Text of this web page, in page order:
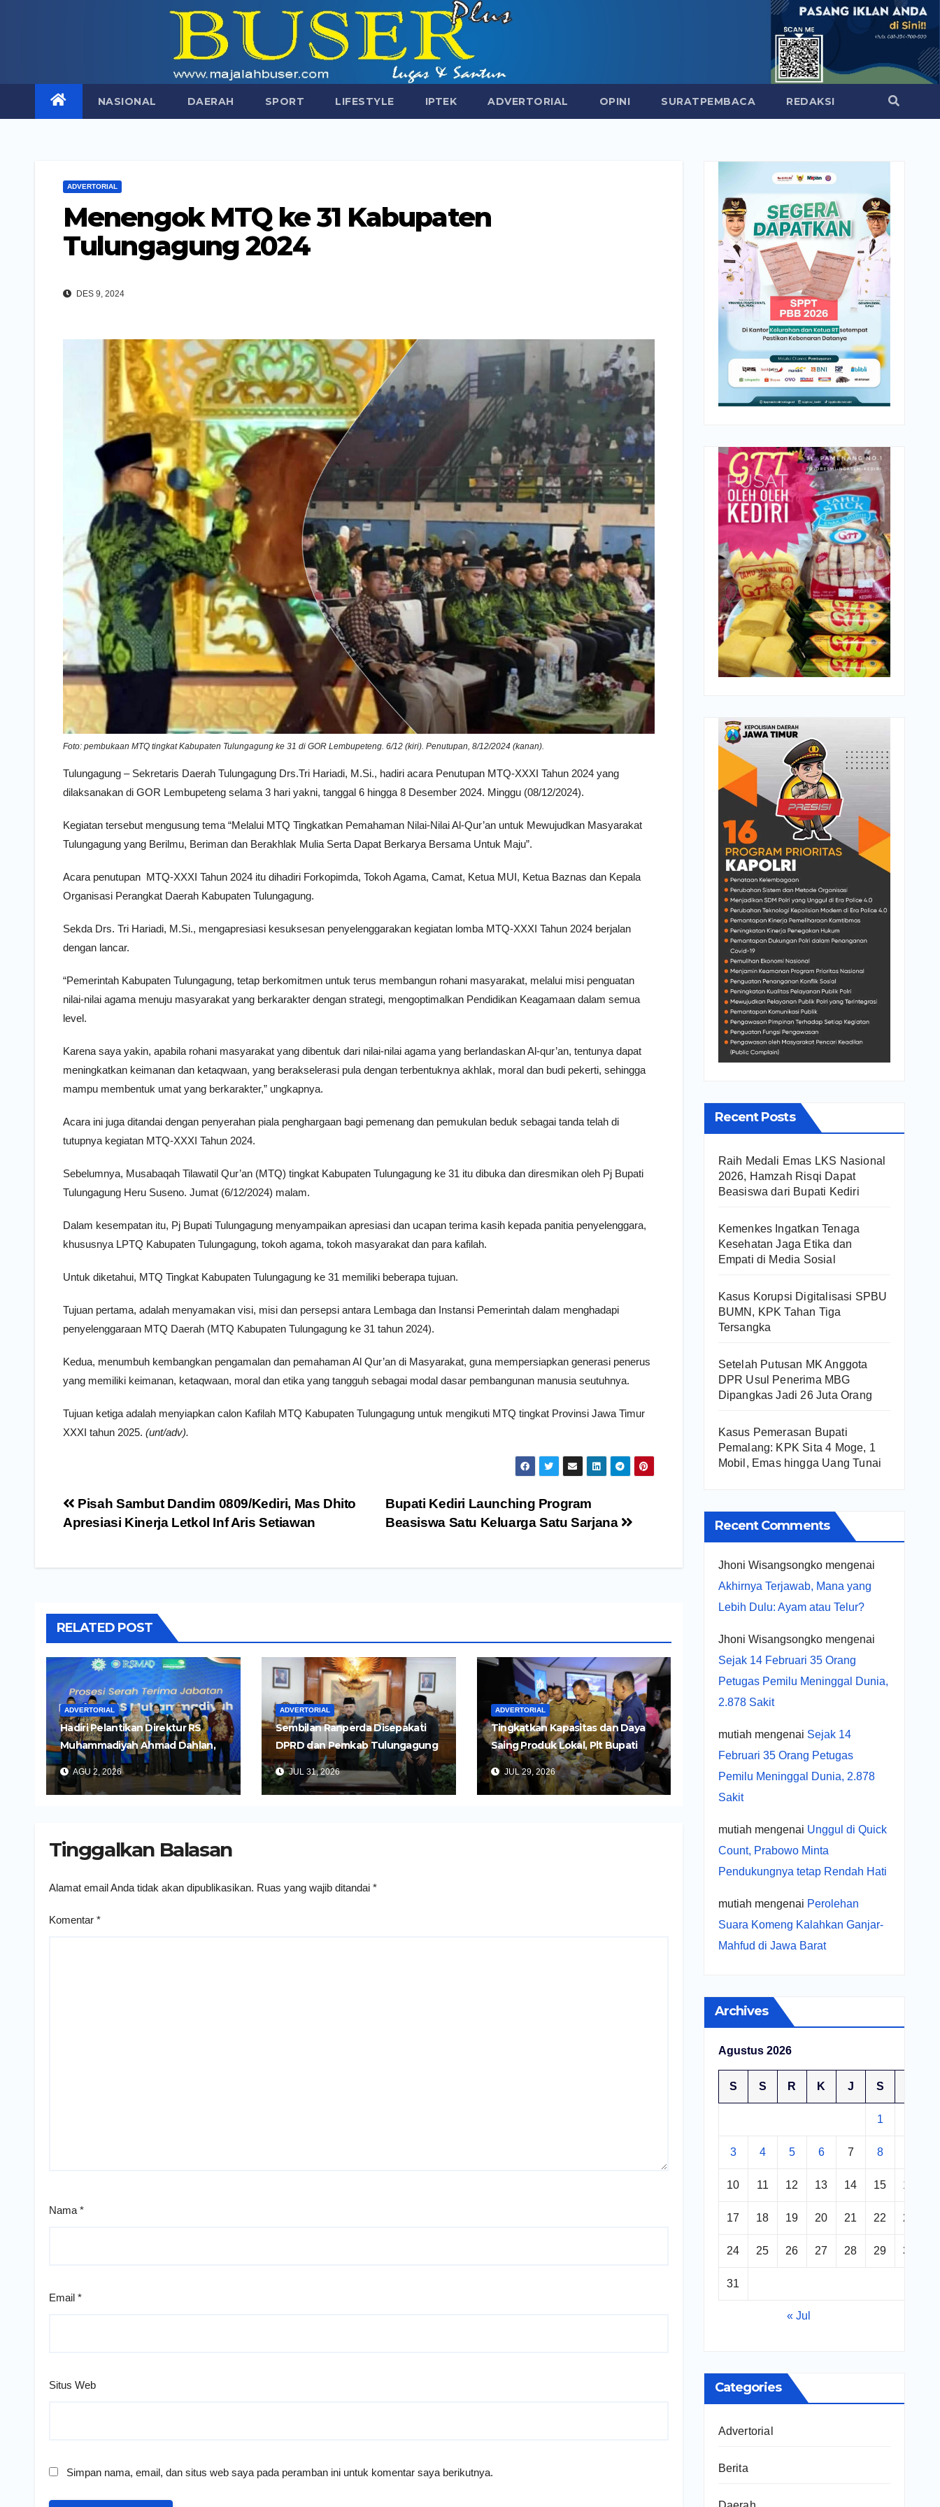
NASIONAL DAERAH SPORT LIFESTYLE IPTEK ADVERTORIAL OPINI SURATPEMBACA REDAKSI
ADVERTORIAL
Menengok MTQ ke 31 Kabupaten
Tulungagung 2024
DES 9, 2024
Foto: pembukaan MTQ tingkat Kabupaten Tulungagung ke 31 di GOR Lembupeteng. 6/12 (kiri). Penutupan, 8/12/2024 (kanan).
Tulungagung – Sekretaris Daerah Tulungagung Drs.Tri Hariadi, M.Si., hadiri acara Penutupan MTQ-XXXI Tahun 2024 yang
dilaksanakan di GOR Lembupeteng selama 3 hari yakni, tanggal 6 hingga 8 Desember 2024. Minggu (08/12/2024).
Kegiatan tersebut mengusung tema “Melalui MTQ Tingkatkan Pemahaman Nilai-Nilai Al-Qur’an untuk Mewujudkan Masyarakat
Tulungagung yang Berilmu, Beriman dan Berakhlak Mulia Serta Dapat Berkarya Bersama Untuk Maju”.
Acara penutupan MTQ-XXXI Tahun 2024 itu dihadiri Forkopimda, Tokoh Agama, Camat, Ketua MUI, Ketua Baznas dan Kepala
Organisasi Perangkat Daerah Kabupaten Tulungagung.
Sekda Drs. Tri Hariadi, M.Si., mengapresiasi kesuksesan penyelenggarakan kegiatan lomba MTQ-XXXI Tahun 2024 berjalan
dengan lancar.
“Pemerintah Kabupaten Tulungagung, tetap berkomitmen untuk terus membangun rohani masyarakat, melalui misi penguatan
nilai-nilai agama menuju masyarakat yang berkarakter dengan strategi, mengoptimalkan Pendidikan Keagamaan dalam semua
level.
Karena saya yakin, apabila rohani masyarakat yang dibentuk dari nilai-nilai agama yang berlandaskan Al-qur’an, tentunya dapat
meningkatkan keimanan dan ketaqwaan, yang berakselerasi pula dengan terbentuknya akhlak, moral dan budi pekerti, sehingga
mampu membentuk umat yang berkarakter,” ungkapnya.
Acara ini juga ditandai dengan penyerahan piala penghargaan bagi pemenang dan pemukulan beduk sebagai tanda telah di
tutupnya kegiatan MTQ-XXXI Tahun 2024.
Sebelumnya, Musabaqah Tilawatil Qur’an (MTQ) tingkat Kabupaten Tulungagung ke 31 itu dibuka dan diresmikan oleh Pj Bupati
Tulungagung Heru Suseno. Jumat (6/12/2024) malam.
Dalam kesempatan itu, Pj Bupati Tulungagung menyampaikan apresiasi dan ucapan terima kasih kepada panitia penyelenggara,
khususnya LPTQ Kabupaten Tulungagung, tokoh agama, tokoh masyarakat dan para kafilah.
Untuk diketahui, MTQ Tingkat Kabupaten Tulungagung ke 31 memiliki beberapa tujuan.
Tujuan pertama, adalah menyamakan visi, misi dan persepsi antara Lembaga dan Instansi Pemerintah dalam menghadapi
penyelenggaraan MTQ Daerah (MTQ Kabupaten Tulungagung ke 31 tahun 2024).
Kedua, menumbuh kembangkan pengamalan dan pemahaman Al Qur’an di Masyarakat, guna mempersiapkan generasi penerus
yang memiliki keimanan, ketaqwaan, moral dan etika yang tangguh sebagai modal dasar pembangunan manusia seutuhnya.
Tujuan ketiga adalah menyiapkan calon Kafilah MTQ Kabupaten Tulungagung untuk mengikuti MTQ tingkat Provinsi Jawa Timur
XXXI tahun 2025. (unt/adv).
Navigasi
pos
Bupati Kediri Launching Program
Beasiswa Satu Keluarga Satu Sarjana
Pisah Sambut Dandim 0809/Kediri, Mas Dhito
Apresiasi Kinerja Letkol Inf Aris Setiawan
RELATED POST
ADVERTORIAL
Hadiri Pelantikan Direktur RS
Muhammadiyah Ahmad Dahlan,
Wali Kota Kediri Tekankan
Pelayanan Kesehatan yang
Humanis
AGU 2, 2026
ADVERTORIAL
Sembilan Ranperda Disepakati
DPRD dan Pemkab Tulungagung
Untuk Perkuat Pembangunan
Daerah
JUL 31, 2026
ADVERTORIAL
Tingkatkan Kapasitas dan Daya
Saing Produk Lokal, Plt Bupati
Tulungagung Buka Seminar
Impor dan Ekspor Produk UMKM
JUL 29, 2026
Tinggalkan Balasan
Alamat email Anda tidak akan dipublikasikan. Ruas yang wajib ditandai *
Komentar *
Nama*
Email *
Situs Web
Simpan nama, email, dan situs web saya pada peramban ini untuk komentar saya berikutnya.
Recent Posts
Raih Medali Emas LKS Nasional
2026, Hamzah Risqi Dapat
Beasiswa dari Bupati Kediri
Kemenkes Ingatkan Tenaga
Kesehatan Jaga Etika dan
Empati di Media Sosial
Kasus Korupsi Digitalisasi SPBU
BUMN, KPK Tahan Tiga
Tersangka
Setelah Putusan MK Anggota
DPR Usul Penerima MBG
Dipangkas Jadi 26 Juta Orang
Kasus Pemerasan Bupati
Pemalang: KPK Sita 4 Moge, 1
Mobil, Emas hingga Uang Tunai
Recent Comments
Jhoni Wisangsongkomengenai
Akhirnya Terjawab, Mana yang
Lebih Dulu: Ayam atau Telur?
Jhoni Wisangsongkomengenai
Sejak 14 Februari 35 Orang
Petugas Pemilu Meninggal Dunia,
2.878 Sakit
mutiah mengenai Sejak 14
Februari 35 Orang Petugas
Pemilu Meninggal Dunia, 2.878
Sakit
mutiah mengenai Unggul di Quick
Count, Prabowo Minta
Pendukungnya tetap Rendah Hati
mutiah mengenai Perolehan
Suara Komeng Kalahkan Ganjar-
Mahfud di Jawa Barat
Archives
Agustus 2026
S S R K J S
1
3 4 5 6 7 8
10 11 12 13 14 15 16
17 18 19 20 21 22 23
24 25 26 27 28 29 30
31
« Jul
Categories
Advertorial
Berita